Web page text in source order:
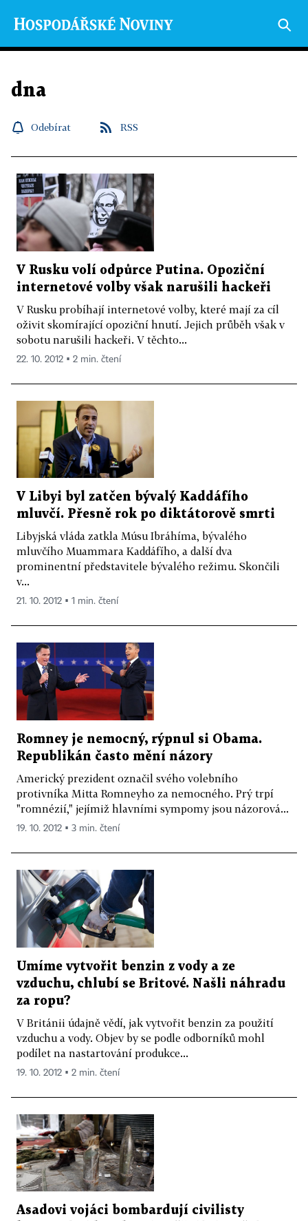
dna
Odebírat RSS
V Rusku volí odpůrce Putina. Opoziční
internetové volby však narušili hackeři
V Rusku probíhají internetové volby, které mají za cíl
oživit skomírající opoziční hnutí. Jejich průběh však v
sobotu narušili hackeři. V těchto...
22. 10. 2012 ▪ 2 min. čtení
V Libyi byl zatčen bývalý Kaddáfího
mluvčí. Přesně rok po diktátorově smrti
Libyjská vláda zatkla Músu Ibráhíma, bývalého
mluvčího Muammara Kaddáfího, a další dva
prominentní představitele bývalého režimu. Skončili
v...
21. 10. 2012 ▪ 1 min. čtení
Romney je nemocný, rýpnul si Obama.
Republikán často mění názory
Americký prezident označil svého volebního
protivníka Mitta Romneyho za nemocného. Prý trpí
"romnézií," jejímiž hlavními sympomy jsou názorová...
19. 10. 2012 ▪ 3 min. čtení
Umíme vytvořit benzin z vody a ze
vzduchu, chlubí se Britové. Našli náhradu
za ropu?
V Británii údajně vědí, jak vytvořit benzin za použití
vzduchu a vody. Objev by se podle odborníků mohl
podílet na nastartování produkce...
19. 10. 2012 ▪ 2 min. čtení
Asadovi vojáci bombardují civilisty